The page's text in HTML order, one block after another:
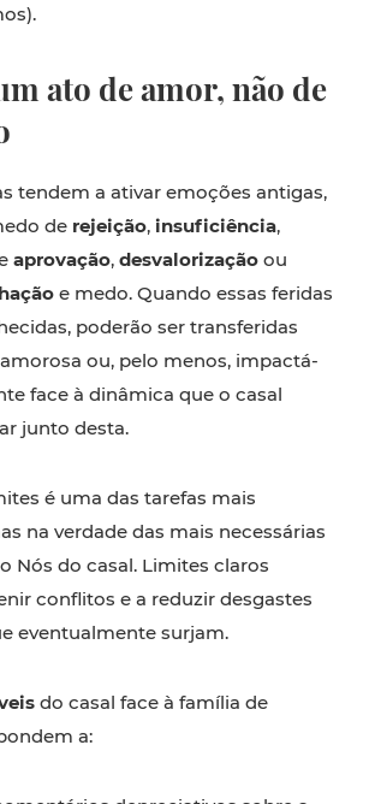
ato de amor, não de
tendem a ativar emoções antigas,
de rejeição, insuficiência,
aprovação, desvalorização ou
e medo. Quando essas feridas
poderão ser transferidas
ou, pelo menos, impactá-
face à dinâmica que o casal
junto desta.
é uma das tarefas mais
na verdade das mais necessárias
Nós do casal. Limites claros
conflitos e a reduzir desgastes
eventualmente surjam.
do casal face à família de
a: